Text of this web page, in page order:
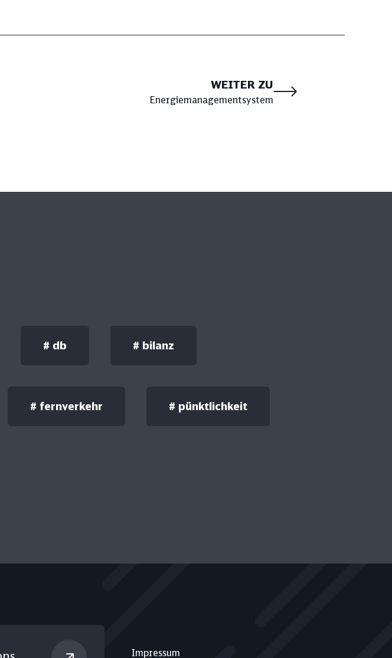
WEITER ZU
Energiemanagementsystem
# db # bilanz
# fernverkehr # pünktlichkeit
Impressum